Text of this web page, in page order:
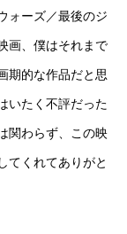
ォーズ／最後のジ
画、僕はそれまで
期的な作品だと思
いたく不評だった
関わらず、この映
てくれてありがと